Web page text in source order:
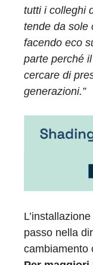
tutti i colleghi
tende da sole
facendo eco
parte perché
cercare di
generazioni.”
passo nella
cambiamento